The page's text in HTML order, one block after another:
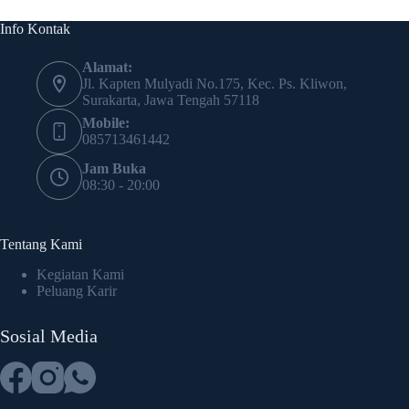
Info Kontak
Alamat:
Jl. Kapten Mulyadi No.175, Kec. Ps. Kliwon,
Surakarta, Jawa Tengah 57118
Mobile:
085713461442
Jam Buka
08:30 - 20:00
Tentang Kami
Kegiatan Kami
Peluang Karir
Sosial Media